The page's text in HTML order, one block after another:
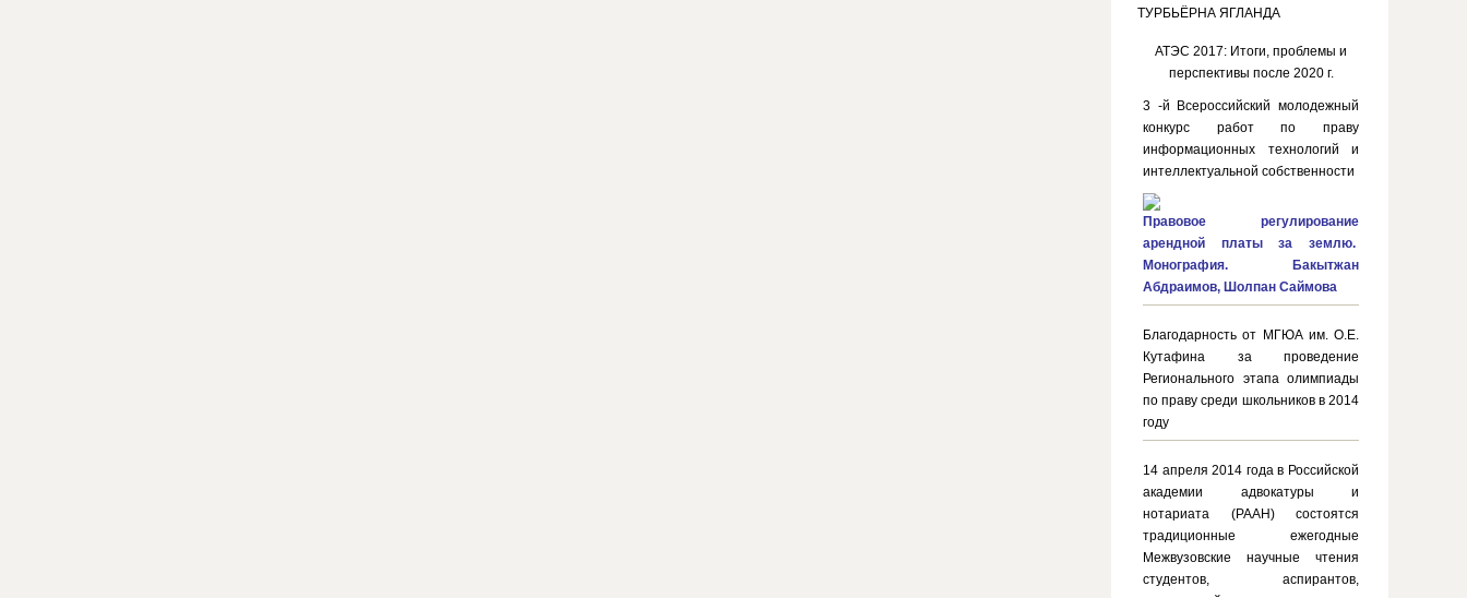
ТУРБЬЁРНА ЯГЛАНДА
АТЭС 2017: Итоги, проблемы и
перспективы после 2020 г.
3 -й Всероссийский молодежный
конкурс работ по праву
информационных технологий и
интеллектуальной собственности
Правовое регулирование
арендной платы за землю.
Монография. Бакытжан
Абдраимов, Шолпан Саймова
Благодарность от МГЮА им. О.Е.
Кутафина за проведение
Регионального этапа олимпиады
по праву среди школьников в 2014
году
14 апреля 2014 года в Российской
академии адвокатуры и
нотариата (РААН) состоятся
традиционные ежегодные
Межвузовские научные чтения
студентов, аспирантов,